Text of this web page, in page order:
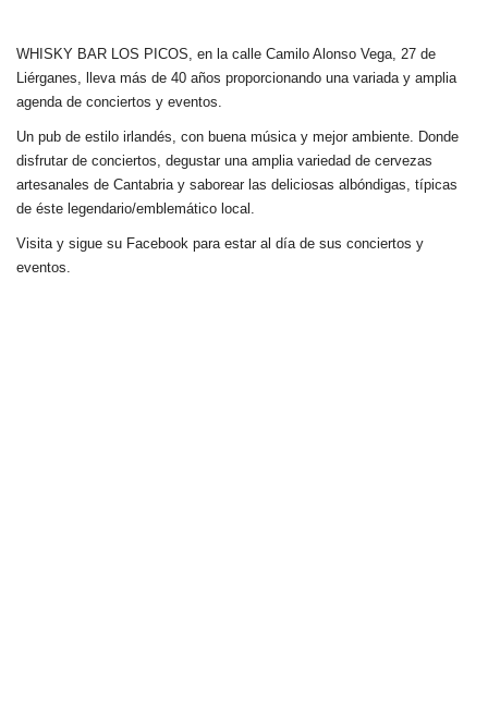
WHISKY BAR LOS PICOS, en la calle Camilo Alonso Vega, 27 de
Liérganes, lleva más de 40 años proporcionando una variada y amplia
agenda de conciertos y eventos.
Un pub de estilo irlandés, con buena música y mejor ambiente. Donde
disfrutar de conciertos, degustar una amplia variedad de cervezas
artesanales de Cantabria y saborear las deliciosas albóndigas, típicas
de éste legendario/emblemático local.
Visita y sigue su Facebook para estar al día de sus conciertos y
eventos.